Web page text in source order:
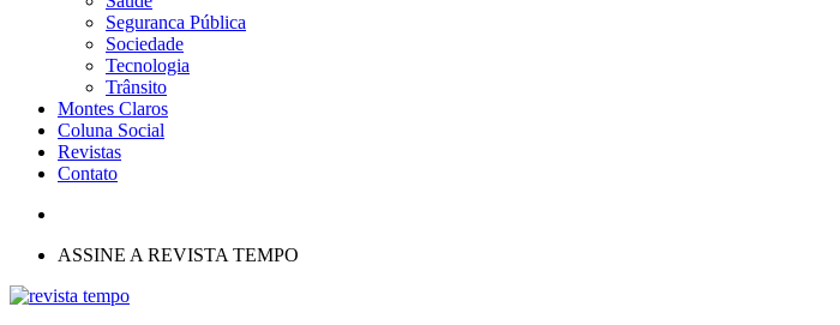
Seguranca Pública
Sociedade
Tecnologia
Trânsito
Montes Claros
Coluna Social
Revistas
Contato
ASSINE A REVISTA TEMPO